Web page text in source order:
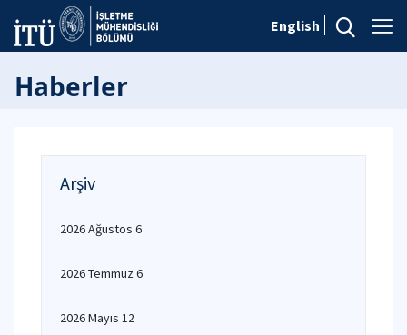
English
Haberler
Arşiv
2026 Ağustos 6
2026 Temmuz 6
2026 Mayıs 12